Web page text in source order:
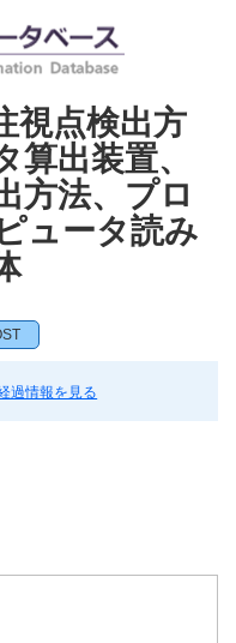
視点検出方
算出装置、
方法、プロ
ュータ読み
過情報を見る